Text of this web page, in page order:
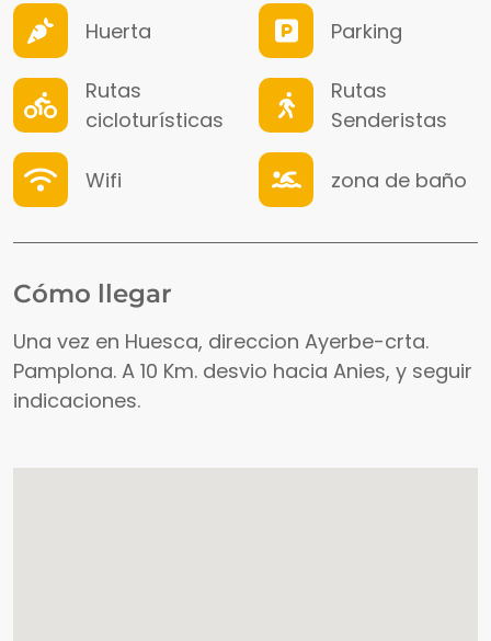
Huerta Parking
Rutas
cicloturísticas
Rutas
Senderistas
Wifi zona de baño
Cómo llegar
Una vez en Huesca, direccion Ayerbe-crta.
Pamplona. A 10 Km. desvio hacia Anies, y seguir
indicaciones.